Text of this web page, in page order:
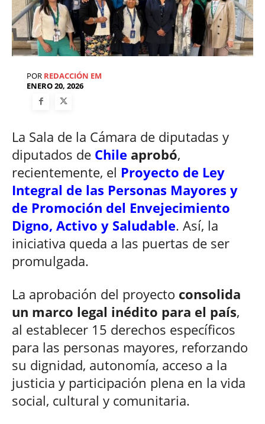
POR REDACCIÓN EM
ENERO 20, 2026
La Sala de la Cámara de diputadas y
diputados de Chile aprobó,
recientemente, el Proyecto de Ley
Integral de las Personas Mayores y
de Promoción del Envejecimiento
Digno, Activo y Saludable. Así, la
iniciativa queda a las puertas de ser
promulgada.
La aprobación del proyecto consolida
un marco legal inédito para el país,
al establecer 15 derechos específicos
para las personas mayores, reforzando
su dignidad, autonomía, acceso a la
justicia y participación plena en la vida
social, cultural y comunitaria.